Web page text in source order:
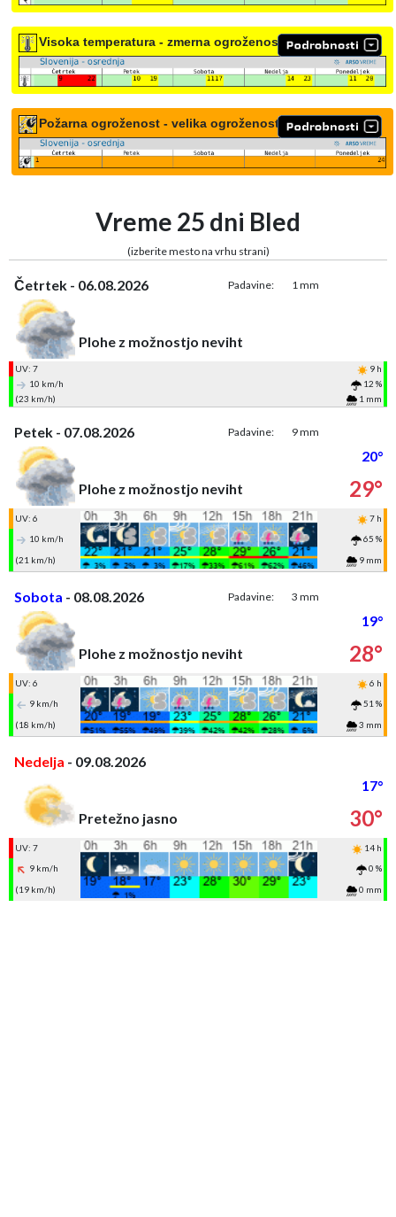
Visoka temperatura - zmerna ogroženost
Požarna ogroženost - velika ogroženost
Vreme 25 dni Bled
(izberite mesto na vrhu strani)
Četrtek - 06.08.2026 Padavine: 1 mm
Plohe z možnostjo neviht
UV: 7
9 h
10 km/h
12 %
(23 km/h)
1 mm
Petek - 07.08.2026 Padavine: 9 mm
20°
Plohe z možnostjo neviht
29°
UV: 6
7 h
10 km/h
65 %
(21 km/h)
9 mm
Sobota - 08.08.2026 Padavine: 3 mm
19°
Plohe z možnostjo neviht
28°
UV: 6
6 h
9 km/h
51 %
(18 km/h)
3 mm
Nedelja - 09.08.2026
17°
Pretežno jasno
30°
UV: 7
14 h
9 km/h
0 %
(19 km/h)
0 mm